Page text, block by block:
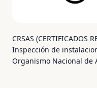
CRSAS (CERTIFICADOS
Inspección de
Organismo Nacional de